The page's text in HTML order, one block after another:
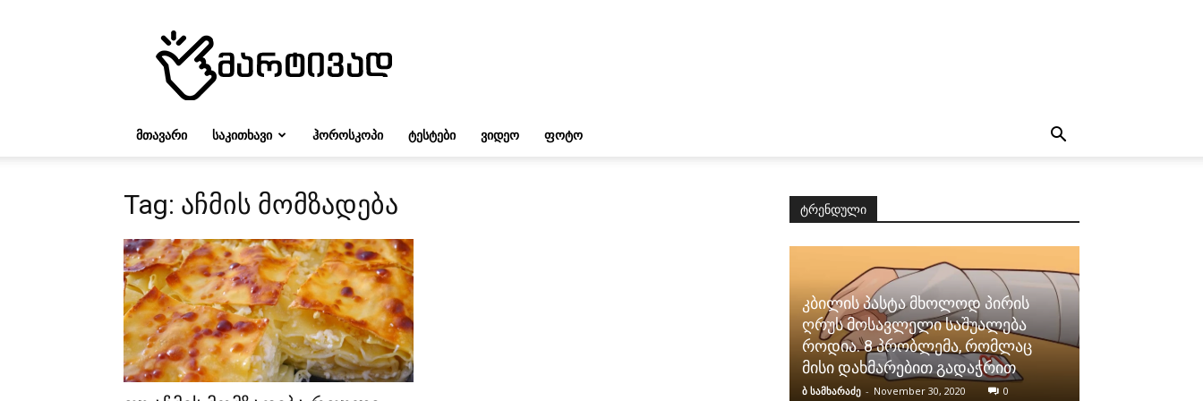
ᲛᲗᲐᲕᲐᲠᲘ ᲡᲐᲙᲘᲗᲮᲐᲕᲘ ᲰᲝᲠᲝᲡᲙᲝᲞᲘ ᲢᲔᲡᲢᲔᲑᲘ ᲕᲘᲓᲔᲝ ᲤᲝᲢᲝ
Tag: აჩმის მომზადება ტრენდული
კბილის პასტა მხოლოდ პირის
ღრუს მოსავლელი საშუალება
როდია. 8 პრობლემა, რომლაც
მისი დახმარებით გადაჭრით
ბ სამხარაძე - November 30, 2020 0